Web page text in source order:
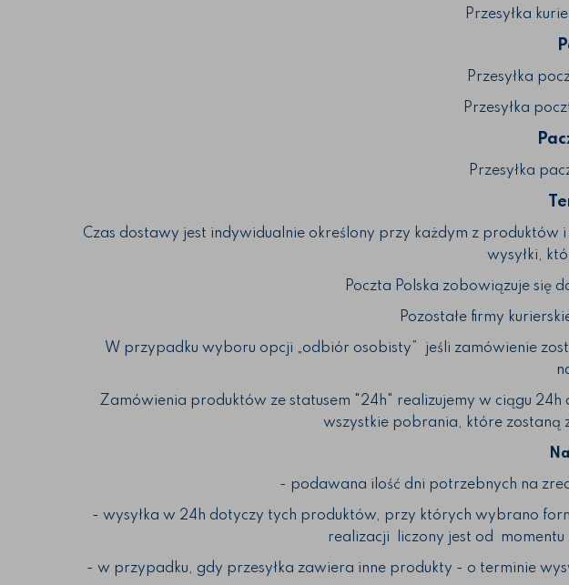
Przesyłka
Przesyłka
Przesyłka
Przesyłka
Czas dostawy jest indywidualnie określony przy każdym z produktów
wysyłki,
Poczta Polska zobowiązuje się
Pozostałe firmy
W przypadku wyboru opcji „odbiór osobisty” jeśli zamówienie
Zamówienia produktów ze statusem "24h" realizujemy w ciągu
wszystkie pobrania, które zostaną
- podawana ilość dni potrzebnych na
- wysyłka w 24h dotyczy tych produktów, przy których wybrano
realizacji liczony jest od momentu
- w przypadku, gdy przesyłka zawiera inne produkty - o terminie